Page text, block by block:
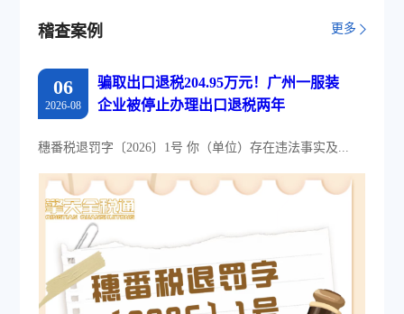
稽查案例 更多
06
2026-08
骗取出口退税204.95万元！广州一服装
企业被停止办理出口退税两年
穗番税退罚字〔2026〕1号 你（单位）存在违法事实及...